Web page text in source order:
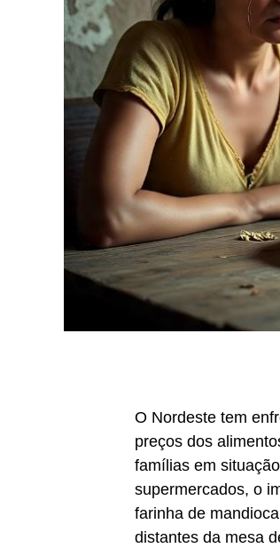
O Nordeste tem
preços dos
famílias em
supermercados, o
farinha de
distantes da mesa